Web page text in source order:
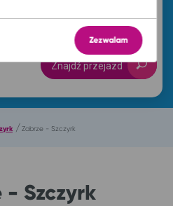
-- : --
Znajdź przejazd
/Zabrze - Szczyrk
- Szczyrk
Zezwalam